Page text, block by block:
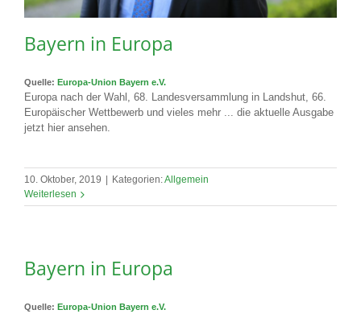
Bayern in Europa
Quelle: Europa-Union Bayern e.V.
Europa nach der Wahl, 68. Landesversammlung in Landshut, 66.
Europäischer Wettbewerb und vieles mehr ... die aktuelle Ausgabe
jetzt hier ansehen.
10. Oktober, 2019 | Kategorien:Allgemein
Weiterlesen
Bayern in Europa
Quelle: Europa-Union Bayern e.V.